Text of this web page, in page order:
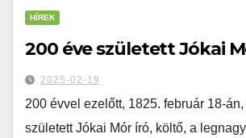
HÍREK
200 éve született Jókai
2025-02-19
200 évvel ezelőtt, 1825. február 18-
született Jókai Mór író, költő, a